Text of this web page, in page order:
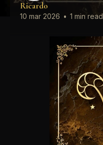
Ricardo
10 mar 2026 • 1 min read